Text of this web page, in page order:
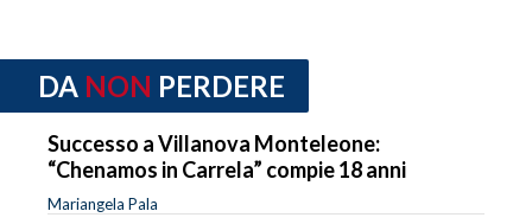
DA NON PERDERE
Successo a Villanova Monteleone:
“Chenamos in Carrela” compie 18 anni
Mariangela Pala